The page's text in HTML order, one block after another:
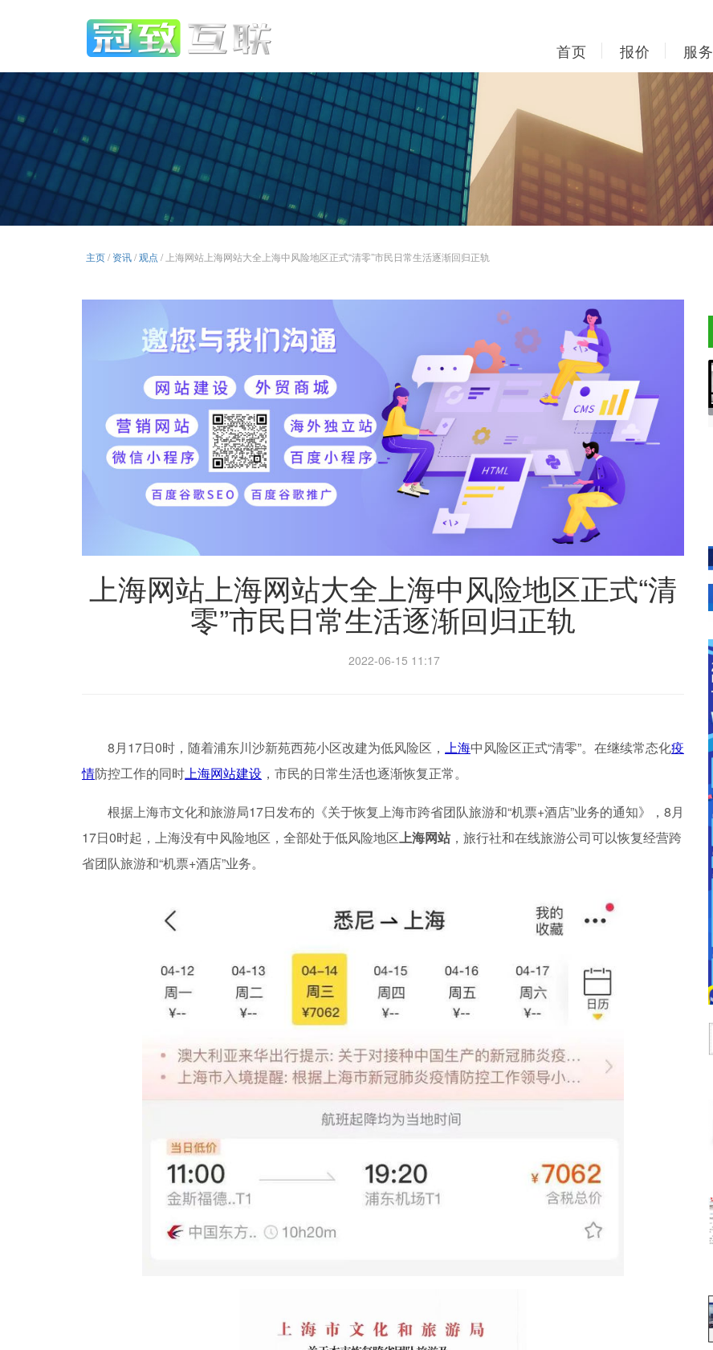
首页 报价 服务
主页/ 资讯/观点 / 上海网站上海网站大全上海中风险地区正式“清零”市民日常生活逐渐回归正轨
上海网站上海网站大全上海中风险地区正式“清
零”市民日常生活逐渐回归正轨
2022-06-15 11:17
8月17日0时，随着浦东川沙新苑西苑小区改建为低风险区， 上海中风险区正式“清零”。在继续常态化疫
情防控工作的同时上海网站建设 ，市民的日常生活也逐渐恢复正常。
根据上海市文化和旅游局17日发布的《关于恢复上海市跨省团队旅游和“机票+酒店”业务的通知》，8月
17日0时起，上海没有中风险地区，全部处于低风险地区上海网站，旅行社和在线旅游公司可以恢复经营跨
省团队旅游和“机票+酒店”业务。